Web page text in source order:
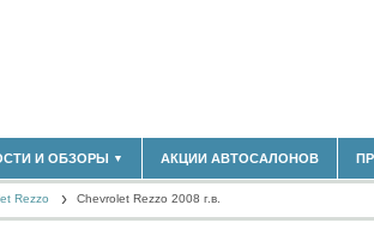
И ОБЗОРЫ ▼
РЫНКА
АКЦИИ АВТОСАЛОНОВ
Rezzo Chevrolet Rezzo 2008 г.в.